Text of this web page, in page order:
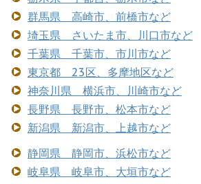
群馬県 高崎市、前橋市など
埼玉県 さいたま市、川口市など
千葉県 千葉市、市川市など
東京都 23区、多摩地区など
神奈川県 横浜市、川崎市など
長野県 長野市、松本市など
新潟県 新潟市、上越市など
静岡県 静岡市、浜松市など
岐阜県 岐阜市、大垣市など